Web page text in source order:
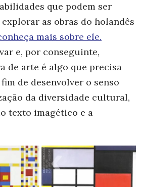
que podem ser
as obras do holandês
mais sobre ele.
e, por conseguinte,
de arte é algo que precisa
de desenvolver o senso
da diversidade cultural,
texto imagético e a